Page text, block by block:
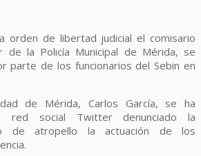
orden de libertad judicial el comisario
de la Policía Municipal de Mérida, se
parte de los funcionarios del Sebin en
de Mérida, Carlos García, se ha
red social Twitter denunciado la
de atropello la actuación de los